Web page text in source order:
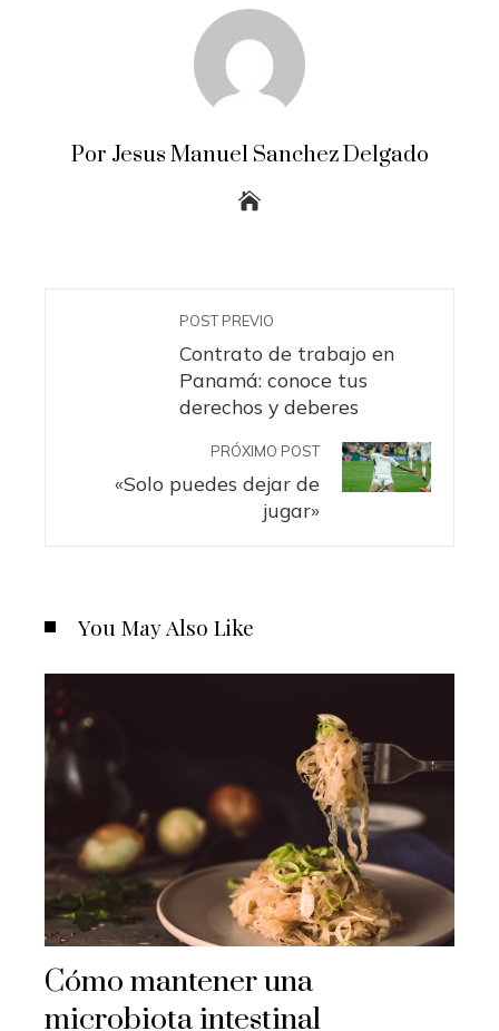
Por Jesus Manuel Sanchez Delgado
POST PREVIO
Contrato de trabajo en
Panamá: conoce tus
derechos y deberes
PRÓXIMO POST
«Solo puedes dejar de
jugar»
You May Also Like
Cómo mantener una
microbiota intestinal